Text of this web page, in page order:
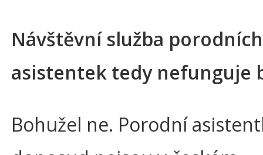
Návštěvní služba porodních
asistentek tedy nefunguje
Bohužel ne. Porodní